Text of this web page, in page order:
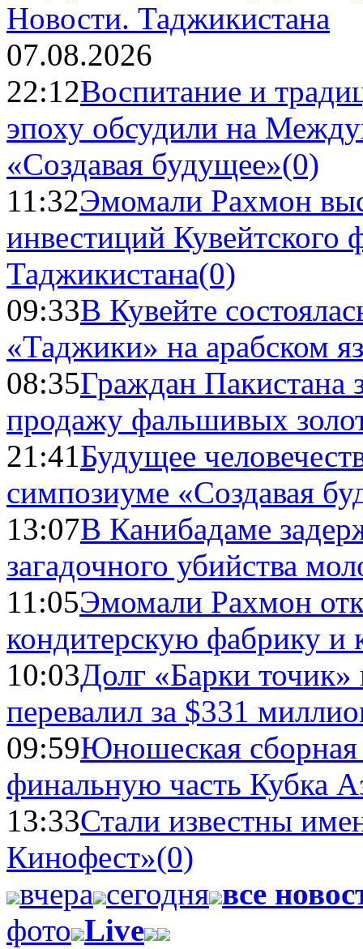
Новости. Таджикистана
07.08.2026
22:12Воспитание и
эпоху обсудили на
«Создавая будущее»(0)
11:32Эмомали Рахмон
инвестиций Кувейтского
Таджикистана(0)
09:33В Кувейте
«Таджики» на арабском
08:35Граждан Пакистана
продажу фальшивых
21:41Будущее
симпозиуме «Создавая
13:07В Канибадаме
загадочного убийства
11:05Эмомали Рахмон
кондитерскую фабрику и
10:03Долг «Барки
перевалил за $331
09:59Юношеская
финальную часть Кубка
13:33Стали известны
Кинофест»(0)
вчера сегодня все
фото Live